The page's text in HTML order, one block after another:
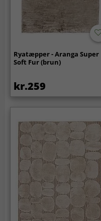
Ryatæpper - Aranga Super
Soft Fur (brun)
kr.259